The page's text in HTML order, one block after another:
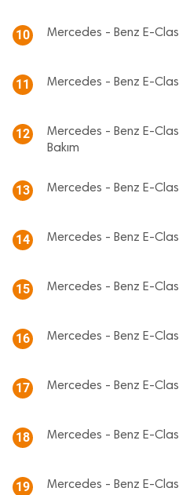
10 Mercedes - Benz E-
11 Mercedes - Benz E-
12
Mercedes - Benz E-
Bakım
13 Mercedes - Benz E-
14 Mercedes - Benz E-
15 Mercedes - Benz E-
16 Mercedes - Benz E-
17 Mercedes - Benz E-
18 Mercedes - Benz E-
19 Mercedes - Benz E-